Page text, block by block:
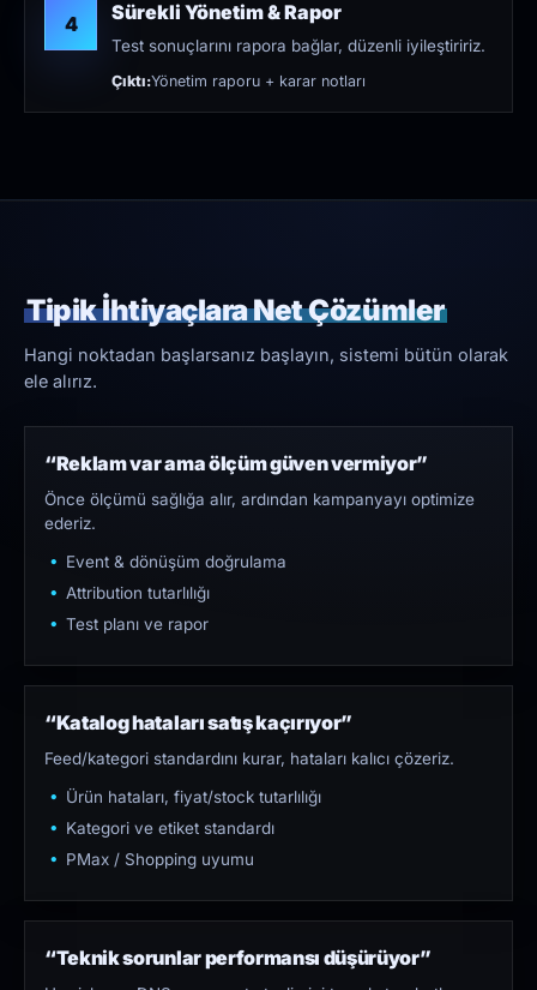
4 Sürekli Yönetim & Rapor
Test sonuçlarını rapora bağlar, düzenli iyileştiririz.
Çıktı:Yönetim raporu + karar notları
Tipik İhtiyaçlara Net Çözümler
Hangi noktadan başlarsanız başlayın, sistemi bütün olarak
ele alırız.
“Reklam var ama ölçüm güven vermiyor”
Önce ölçümü sağlığa alır, ardından kampanyayı optimize
ederiz.
Event & dönüşüm doğrulama
Attribution tutarlılığı
Test planı ve rapor
“Katalog hataları satış kaçırıyor”
Feed/kategori standardını kurar, hataları kalıcı çözeriz.
Ürün hataları, fiyat/stock tutarlılığı
Kategori ve etiket standardı
PMax / Shopping uyumu
“Teknik sorunlar performansı düşürüyor”